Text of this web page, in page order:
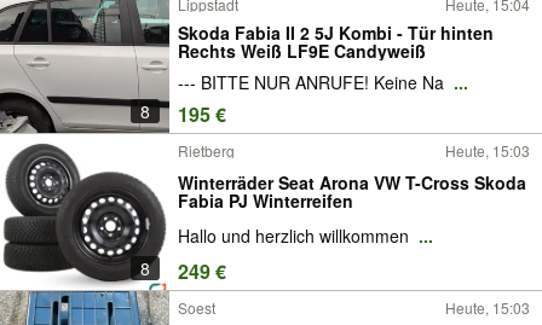
8
Lippstadt Heute, 15:04
Skoda Fabia II 2 5J Kombi - Tür hinten
Rechts Weiß LF9E Candyweiß
--- BITTE NUR ANRUFE! Keine Na ...
195 €
8
Rietberg Heute, 15:03
Winterräder Seat Arona VW T-Cross Skoda
Fabia PJ Winterreifen
Hallo und herzlich willkommen ...
249 €
Soest Heute, 15:03